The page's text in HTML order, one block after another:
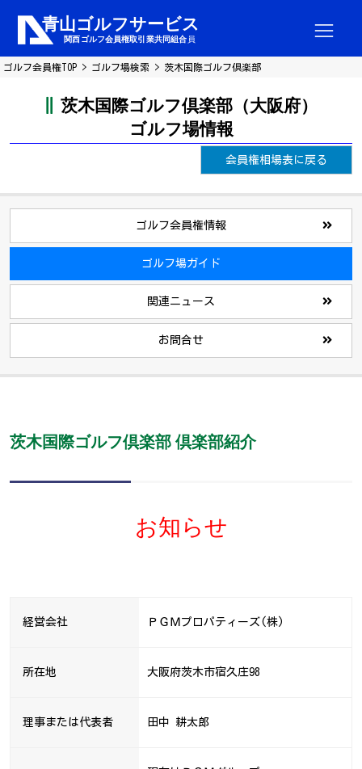
ゴルフ会員権TOP ゴルフ場検索 茨木国際ゴルフ倶楽部
茨木国際ゴルフ倶楽部（大阪府）
ゴルフ場情報
会員権相場表に戻る
ゴルフ会員権情報
ゴルフ場ガイド
関連ニュース
お問合せ
茨木国際ゴルフ倶楽部 倶楽部紹介
お知らせ
経営会社 ＰＧＭプロパティーズ(株)
所在地 大阪府茨木市宿久庄98
理事または代表者 田中 耕太郎